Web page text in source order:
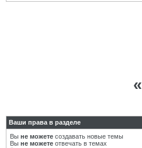
«
Ваши права в разделе
Вы не можете создавать новые темы
Вы не можете отвечать в темах